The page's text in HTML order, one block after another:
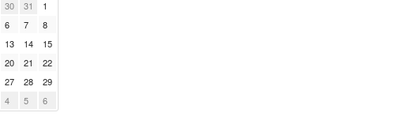
30 31 1
6 7 8
13 14 15
20 21 22
27 28 29
4 5 6